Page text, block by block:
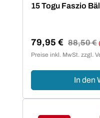
15 Togu Faszio
Verkaufspreis:
79,95 € Regulärer
88,50 €
Preise inkl. MwSt. zzgl.
In den